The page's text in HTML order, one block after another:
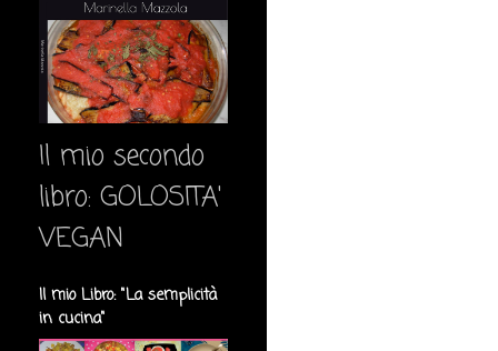
Il mio secondo
libro: GOLOSITA'
VEGAN
Il mio Libro: "La semplicità
in cucina"